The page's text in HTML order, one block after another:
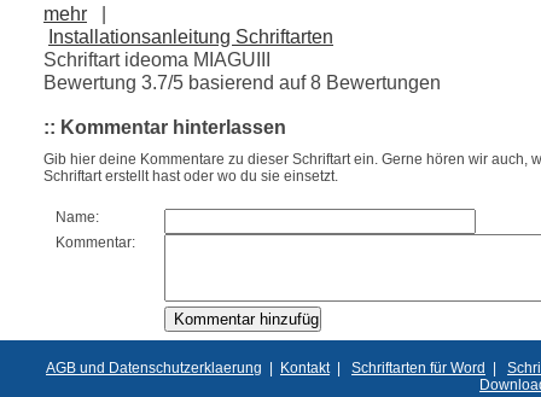
mehr
|
Installationsanleitung Schriftarten
Schriftart ideoma MIAGUIII
Bewertung 3.7/5 basierend auf8 Bewertungen
:: Kommentar hinterlassen
Gib hier deine Kommentare zu dieser Schriftart ein. Gerne hören wir auch,
Schriftart erstellt hast oder wo du sie einsetzt.
Name:
Kommentar:
AGB und Datenschutzerklaerung | Kontakt| Schriftarten für Word |